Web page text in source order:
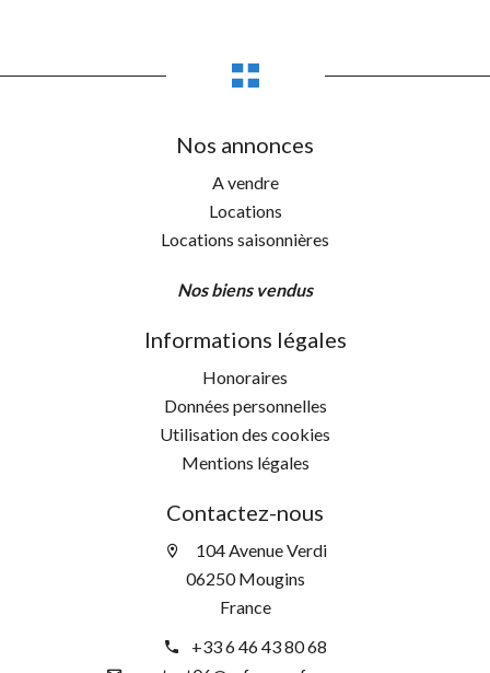
Nos annonces
A vendre
Locations
Locations saisonnières
Nos biens vendus
Informations légales
Honoraires
Données personnelles
Utilisation des cookies
Mentions légales
Contactez-nous
104 Avenue Verdi
06250 Mougins
France
+33 6 46 43 80 68